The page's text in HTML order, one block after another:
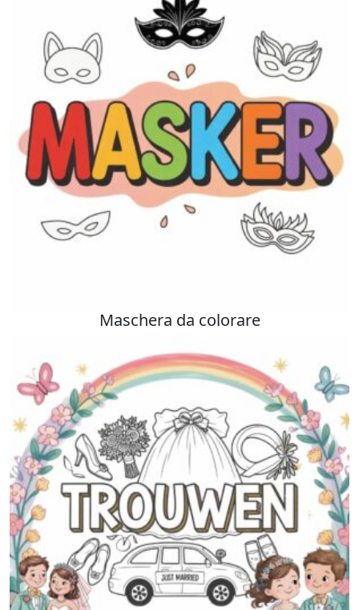
Maschera da colorare